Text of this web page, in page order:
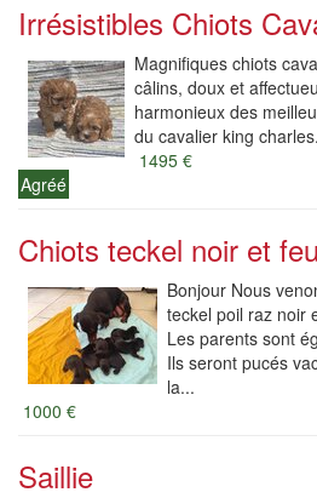
Irrésistibles Chiots
Magnifiques chiots
câlins, doux et
harmonieux des
du cavalier king charles.
1495 €
Agréé
Chiots teckel noir et
Bonjour Nous
teckel poil raz noir
Les parents sont
Ils seront pucés
la...
1000 €
Saillie